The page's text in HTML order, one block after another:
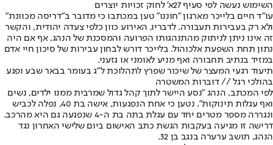
השימוש נעשה לפי סעיף 27א' לחוק זכויות יוצרים
עו"ד חיים בלייכר מארגון "חוננו" טען במכתבו כי מדובר ב"דריסה מכוונת"
ולא רק בעבירות תעבורה. לדבריו, האירוע כוון כלפי צעדה יהודית, והקשר
זה אינו ניתן לניתוק מהתנהגותו הפרועה והמסכנת של הנהג, אף אם היה
נתון תחת השפעת אלכוהול. בלייכר דורש לבחון עבירות של סיכון חיי אדם
במזיד בנתיב תחבורה ואף מניע לאומני או גזעני.
תיעוד רגעי המעצר של שיכור שפרץ לתהלוכת ל"ג בעומר בבאר שבע ופגע
בהולכי רגל // דוברות המשטרה
לפי המכתב, הנהג "נסע היישר לתוך קהל גדול שמרבית ממנו ילדים, נשים
ואף עגלות תינוקות". נטען כי אחת הנפגעות, אישה בת 40, נפלה לכביש
ונגררה מספר מטרים יחד עם עגלת בתה בת ה-4 שנפגעה גם היא מהרכב.
דרישה זו מגיעה בעקבות הגשת כתב האישום ביום שלישי האחרון נגד
הנהג, תושב ערערה בנגב בן 32.